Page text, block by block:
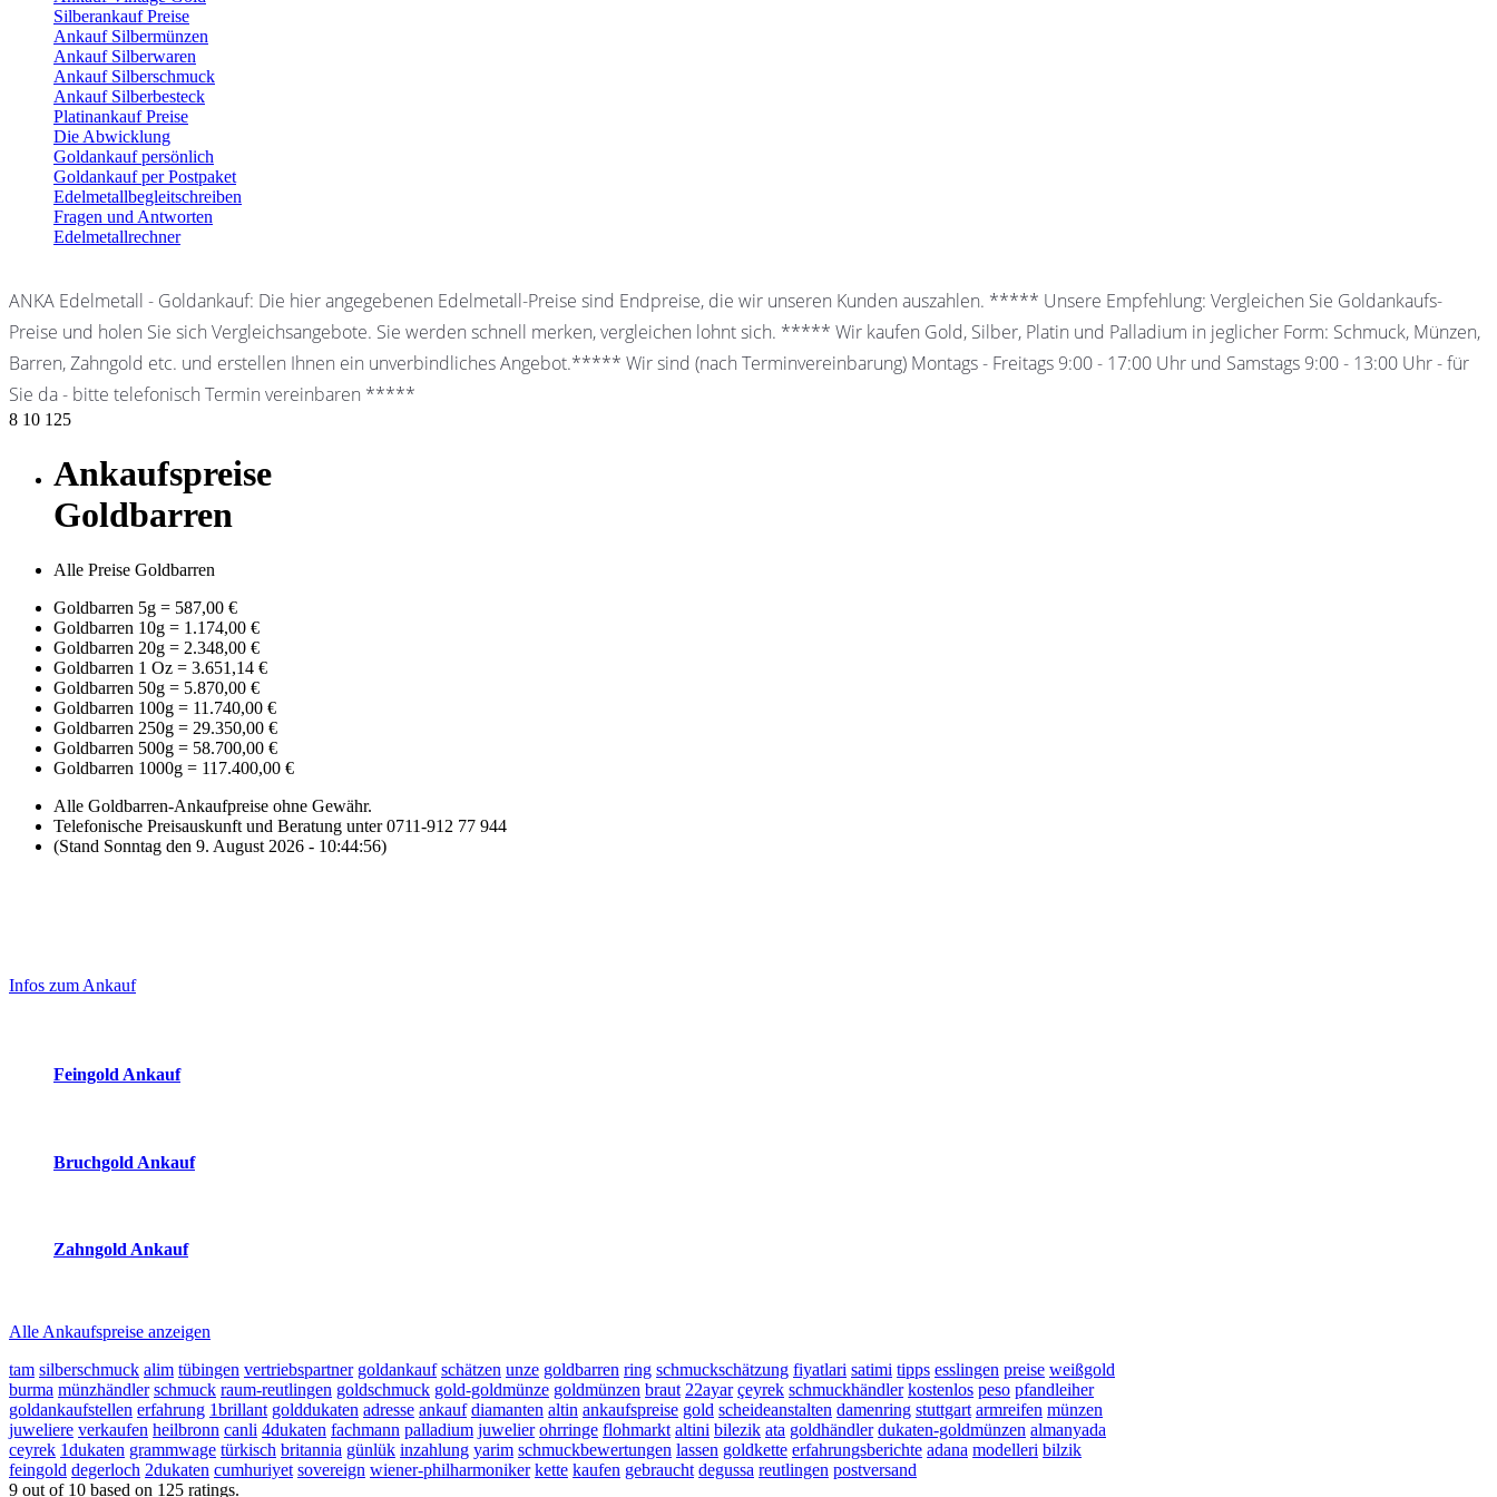
Silberankauf Preise
Ankauf Silbermünzen
Ankauf Silberwaren
Ankauf Silberschmuck
Ankauf Silberbesteck
Platinankauf Preise
Die Abwicklung
Goldankauf persönlich
Goldankauf per Postpaket
Edelmetallbegleitschreiben
Fragen und Antworten
Edelmetallrechner
ANKA Edelmetall - Goldankauf: Die hier angegebenen Edelmetall-Preise sind Endpreise, die wir unseren Kunden auszahlen. ***** Unsere Empfehlung: Vergleichen Sie Goldankaufs-
Preise und holen Sie sich Vergleichsangebote. Sie werden schnell merken, vergleichen lohnt sich. ***** Wir kaufen Gold, Silber, Platin und Palladium in jeglicher Form: Schmuck, Münzen,
Barren, Zahngold etc. und erstellen Ihnen ein unverbindliches Angebot.***** Wir sind (nach Terminvereinbarung) Montags - Freitags 9:00 - 17:00 Uhr und Samstags 9:00 - 13:00 Uhr - für
Sie da - bitte telefonisch Termin vereinbaren *****
8 10 125
Ankaufspreise
Goldbarren
Alle Preise Goldbarren
Goldbarren 5g = 587,00 €
Goldbarren 10g = 1.174,00 €
Goldbarren 20g = 2.348,00 €
Goldbarren 1 Oz = 3.651,14 €
Goldbarren 50g = 5.870,00 €
Goldbarren 100g = 11.740,00 €
Goldbarren 250g = 29.350,00 €
Goldbarren 500g = 58.700,00 €
Goldbarren 1000g = 117.400,00 €
Alle Goldbarren-Ankaufpreise ohne Gewähr.
Telefonische Preisauskunft und Beratung unter 0711-912 77 944
(Stand Sonntag den 9. August 2026 - 10:44:56)
Sidebar
Infos zum Ankauf
Feingold Ankauf
Bruchgold Ankauf
Zahngold Ankauf
Alle Ankaufspreise anzeigen
tam silberschmuck alim tübingen vertriebspartner goldankauf schätzen unze goldbarren ring schmuckschätzung fiyatlari satimi tipps esslingen preise weißgold
burma münzhändler schmuck raum-reutlingen goldschmuck gold-goldmünze goldmünzen braut 22ayar çeyrek schmuckhändler kostenlos peso pfandleiher
goldankaufstellen erfahrung 1brillant golddukaten adresse ankauf diamanten altin ankaufspreise gold scheideanstalten damenring stuttgart armreifen münzen
juweliere verkaufen heilbronn canli 4dukaten fachmann palladium juwelier ohrringe flohmarkt altini bilezik ata goldhändler dukaten-goldmünzen almanyada
ceyrek 1dukaten grammwage türkisch britannia günlük inzahlung yarim schmuckbewertungen lassen goldkette erfahrungsberichte adana modelleri bilzik
feingold degerloch 2dukaten cumhuriyet sovereign wiener-philharmoniker kette kaufen gebraucht degussa reutlingen postversand
9 out of 10 based on 125 ratings.